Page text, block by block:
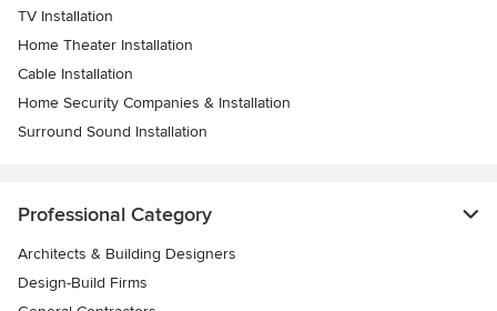
TV Installation
Home Theater Installation
Cable Installation
Home Security Companies & Installation
Surround Sound Installation
Professional Category
Architects & Building Designers
Design-Build Firms